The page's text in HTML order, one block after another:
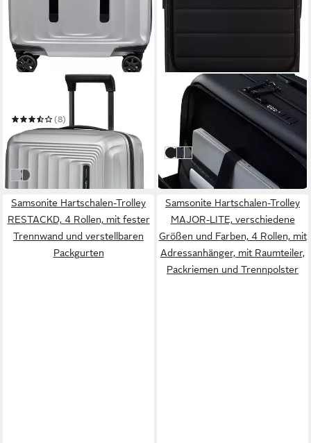
(8)
ab 245,00 € UVP269,00 €
-9%
in 2-4 Werktagen bei dir
Matt Silver
Matt Graphite
SAMSONITE
Hartschalen-Trolley
NEOPOD 55/23 EXP
279,00 €
in 2-4 Werktagen bei dir
blackmidnight blu
sage khaki
Samsonite Hartschalen-Trolley
RESTACKD, 4 Rollen, mit fester
Trennwand und verstellbaren
Packgurten
Samsonite Hartschalen-Trolley
MAJOR-LITE, verschiedene
Größen und Farben, 4 Rollen, mit
Adressanhänger, mit Raumteiler,
Packriemen und Trennpolster